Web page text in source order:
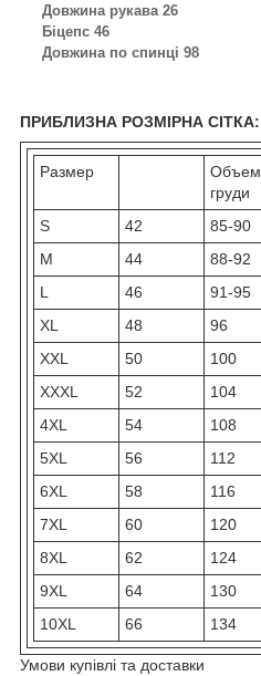
Довжина рукава 26
Біцепс 46
Довжина по спинці 98
ПРИБЛИЗНА РОЗМІРНА СІТКА:
Размер
Объем
груди
S
42 85-90
M
44 88-92
L
46 91-95
XL
48 96
XXL
50 100
XXXL
52 104
4XL
54 108
5XL
56 112
6XL
58 116
7XL
60 120
8XL
62 124
9XL
64 130
10XL
66 134
Умови купівлі та доставки